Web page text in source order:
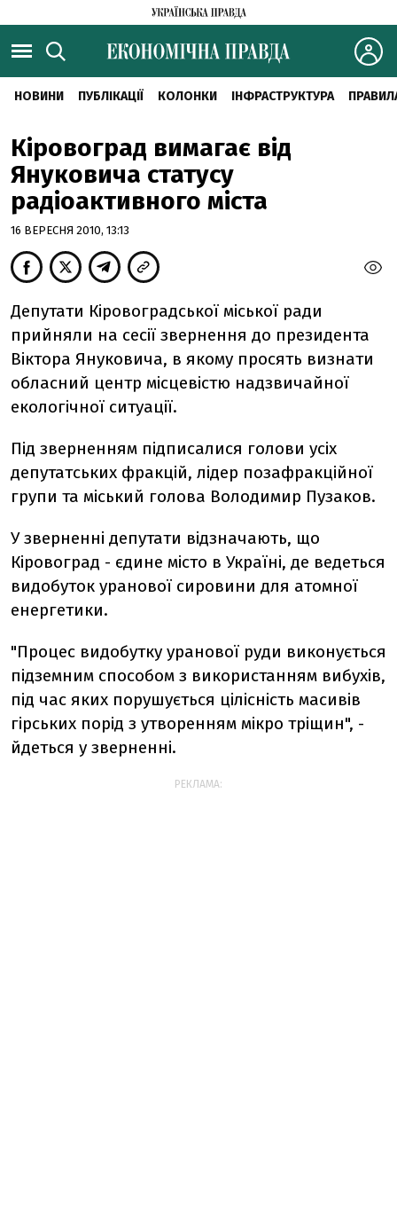
НОВИНИ ПУБЛІКАЦІЇ КОЛОНКИ ІНФРАСТРУКТУРА
Кіровоград вимагає від
Януковича статусу
радіоактивного міста
16 ВЕРЕСНЯ 2010, 13:13
Депутати Кіровоградської міської ради
прийняли на сесії звернення до президента
Віктора Януковича, в якому просять визнати
обласний центр місцевістю надзвичайної
екологічної ситуації.
Під зверненням підписалися голови усіх
депутатських фракцій, лідер позафракційної
групи та міський голова Володимир Пузаков.
У зверненні депутати відзначають, що
Кіровоград - єдине місто в Україні, де ведеться
видобуток уранової сировини для атомної
енергетики.
"Процес видобутку уранової руди виконується
підземним способом з використанням вибухів,
під час яких порушується цілісність масивів
гірських порід з утворенням мікро тріщин", -
йдеться у зверненні.
РЕКЛАМА: